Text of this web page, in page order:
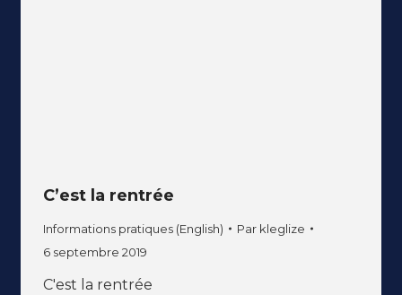
C’est la rentrée
Informations pratiques (English) Par kleglize
6 septembre 2019
C'est la rentrée